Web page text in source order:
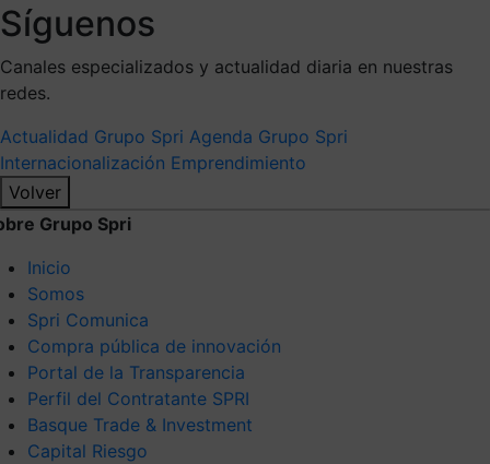
Síguenos
Canales especializados y actualidad diaria en nuestras
redes.
Actualidad Grupo Spri Agenda Grupo Spri
Internacionalización Emprendimiento
Volver
Grupo Spri
Inicio
Somos
Spri Comunica
Compra pública de innovación
Portal de la Transparencia
Perfil del Contratante SPRI
Basque Trade & Investment
Capital Riesgo